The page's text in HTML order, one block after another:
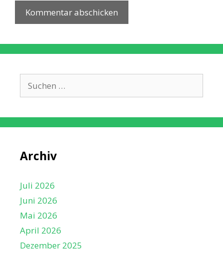
nach:
Archiv
Juli 2026
Juni 2026
Mai 2026
April 2026
Dezember 2025